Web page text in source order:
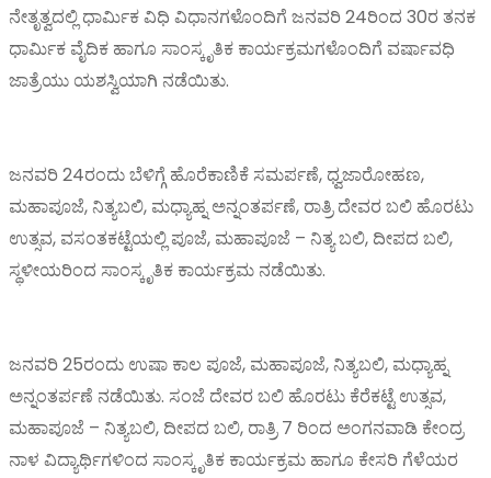
ನೇತೃತ್ವದಲ್ಲಿ ಧಾರ್ಮಿಕ ವಿಧಿ ವಿಧಾನಗಳೊಂದಿಗೆ ಜನವರಿ 24ರಿಂದ 30ರ ತನಕ
ಧಾರ್ಮಿಕ ವೈದಿಕ ಹಾಗೂ ಸಾಂಸ್ಕೃತಿಕ ಕಾರ್ಯಕ್ರಮಗಳೊಂದಿಗೆ ವರ್ಷಾವಧಿ
ಜಾತ್ರೆಯು ಯಶಸ್ವಿಯಾಗಿ ನಡೆಯಿತು.
ಜನವರಿ 24ರಂದು ಬೆಳಿಗ್ಗೆ ಹೊರೆಕಾಣಿಕೆ ಸಮರ್ಪಣೆ, ಧ್ವಜಾರೋಹಣ,
ಮಹಾಪೂಜೆ, ನಿತ್ಯಬಲಿ, ಮಧ್ಯಾಹ್ನ ಅನ್ನಂತರ್ಪಣೆ, ರಾತ್ರಿ ದೇವರ ಬಲಿ ಹೊರಟು
ಉತ್ಸವ, ವಸಂತಕಟ್ಟೆಯಲ್ಲಿ ಪೂಜೆ, ಮಹಾಪೂಜೆ – ನಿತ್ಯ ಬಲಿ, ದೀಪದ ಬಲಿ,
ಸ್ಥಳೀಯರಿಂದ ಸಾಂಸ್ಕೃತಿಕ ಕಾರ್ಯಕ್ರಮ ನಡೆಯಿತು.
ಜನವರಿ 25ರಂದು ಉಷಾ ಕಾಲ ಪೂಜೆ, ಮಹಾಪೂಜೆ, ನಿತ್ಯಬಲಿ, ಮಧ್ಯಾಹ್ನ
ಅನ್ನಂತರ್ಪಣೆ ನಡೆಯಿತು. ಸಂಜೆ ದೇವರ ಬಲಿ ಹೊರಟು ಕೆರೆಕಟ್ಟೆ ಉತ್ಸವ,
ಮಹಾಪೂಜೆ – ನಿತ್ಯಬಲಿ, ದೀಪದ ಬಲಿ, ರಾತ್ರಿ 7 ರಿಂದ ಅಂಗನವಾಡಿ ಕೇಂದ್ರ
ನಾಳ ವಿದ್ಯಾರ್ಥಿಗಳಿಂದ ಸಾಂಸ್ಕೃತಿಕ ಕಾರ್ಯಕ್ರಮ ಹಾಗೂ ಕೇಸರಿ ಗೆಳೆಯರ